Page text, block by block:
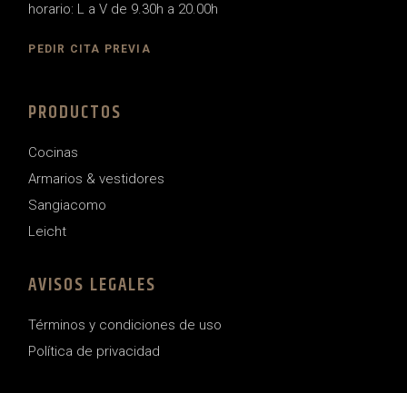
horario: L a V de 9.30h a 20.00h
PEDIR CITA PREVIA
PRODUCTOS
Cocinas
Armarios & vestidores
Sangiacomo
Leicht
AVISOS LEGALES
Términos y condiciones de uso
Política de privacidad